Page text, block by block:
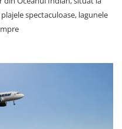
spectaculoase, lagunele